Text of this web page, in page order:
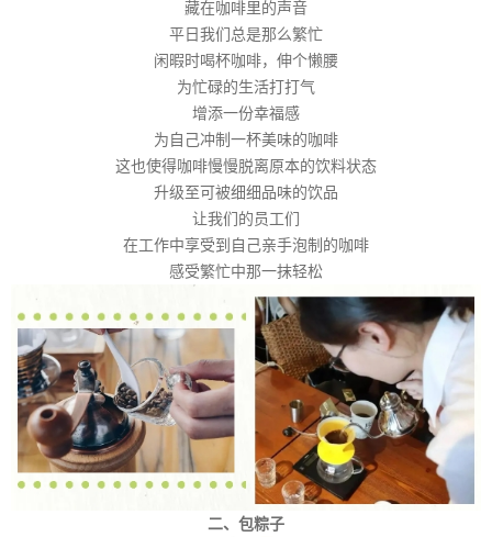
藏在咖啡里的声音
平日我们总是那么繁忙
闲暇时喝杯咖啡，伸个懒腰
为忙碌的生活打打气
增添一份幸福感
为自己冲制一杯美味的咖啡
这也使得咖啡慢慢脱离原本的饮料状态
升级至可被细细品味的饮品
让我们的员工们
在工作中享受到自己亲手泡制的咖啡
感受繁忙中那一抹轻松
二、包粽子